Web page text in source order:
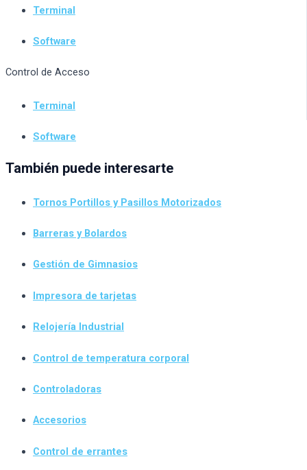
Terminal
Software
Control de Acceso
Terminal
Software
También puede interesarte
Tornos Portillos y Pasillos Motorizados
Barreras y Bolardos
Gestión de Gimnasios
Impresora de tarjetas
Relojería Industrial
Control de temperatura corporal
Controladoras
Accesorios
Control de errantes